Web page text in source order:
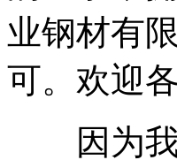
业钢材有
可。欢迎
因为我